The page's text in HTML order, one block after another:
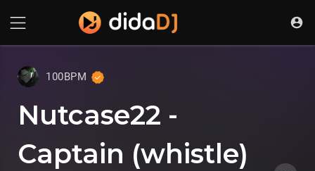
100BPM
Nutcase22 -
Captain (whistle)